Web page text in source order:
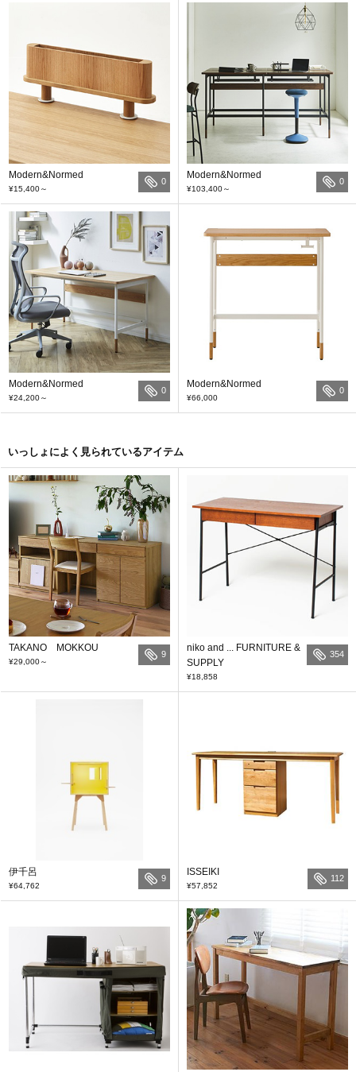
Modern&Normed
¥15,400～
0
Modern&Normed
¥103,400～
0
Modern&Normed
¥24,200～
0
Modern&Normed
¥66,000
0
いっしょによく見られているアイテム
TAKANO MOKKOU
¥29,000～
9
niko and ... FURNITURE &
SUPPLY
¥18,858
354
伊千呂
¥64,762
9
ISSEIKI
¥57,852
112